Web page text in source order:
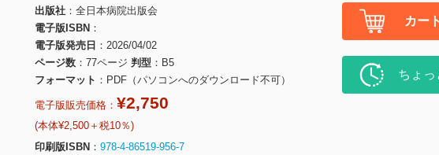
出版社
全日本病院出版会
電子版ISBN
電子版発売日
2026/04/02
ページ数
77ページ 判型
B5
フォーマット
PDF（パソコンへのダウンロード不可）
電子版販売価格： ¥2,750
(本体¥2,500＋税10％)
印刷版ISBN
978-4-86519-956-7
カー
ちょっ